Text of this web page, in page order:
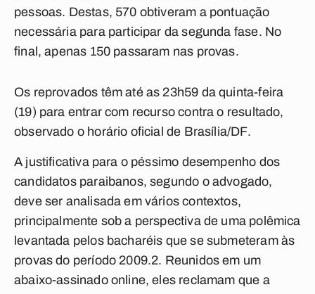
pessoas. Destas, 570 obtiveram a pontuação
necessária para participar da segunda fase. No
final, apenas 150 passaram nas provas.
Os reprovados têm até as 23h59 da quinta-feira
(19) para entrar com recurso contra o resultado,
observado o horário oficial de Brasília/DF.
A justificativa para o péssimo desempenho dos
candidatos paraibanos, segundo o advogado,
deve ser analisada em vários contextos,
principalmente sob a perspectiva de uma polêmica
levantada pelos bacharéis que se submeteram às
provas do período 2009.2. Reunidos em um
abaixo-assinado online, eles reclamam que a